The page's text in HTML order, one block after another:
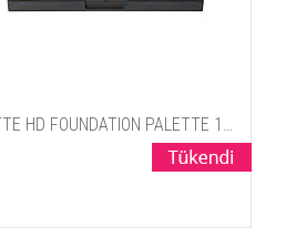
MATTE HD FOUNDATION PALETTE 18 Creme Colors